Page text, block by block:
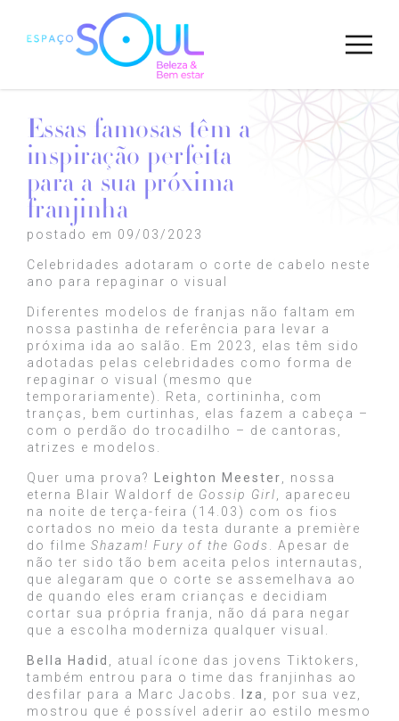
Essas famosas têm a
inspiração perfeita
para a sua próxima
franjinha
postado em 09/03/2023
Celebridades adotaram o corte de cabelo neste
ano para repaginar o visual
Diferentes modelos de franjas não faltam em
nossa pastinha de referência para levar a
próxima ida ao salão. Em 2023, elas têm sido
adotadas pelas celebridades como forma de
repaginar o visual (mesmo que
temporariamente). Reta, cortininha, com
tranças, bem curtinhas, elas fazem a cabeça –
com o perdão do trocadilho – de cantoras,
atrizes e modelos.
Quer uma prova? Leighton Meester, nossa
eterna Blair Waldorf de Gossip Girl, apareceu
na noite de terça-feira (14.03) com os fios
cortados no meio da testa durante a première
do filme Shazam! Fury of the Gods . Apesar de
não ter sido tão bem aceita pelos internautas,
que alegaram que o corte se assemelhava ao
de quando eles eram crianças e decidiam
cortar sua própria franja, não dá para negar
que a escolha moderniza qualquer visual.
Bella Hadid , atual ícone das jovens Tiktokers,
também entrou para o time das franjinhas ao
desfilar para a Marc Jacobs.
Iza , por sua vez,
mostrou que é possível aderir ao estilo mesmo